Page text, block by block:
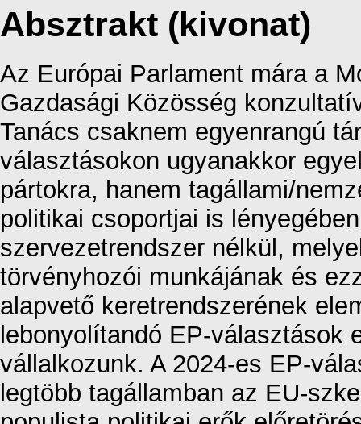
Absztrakt (kivonat)
Az Európai Parlament mára a
Gazdasági Közösség
Tanács csaknem egyenrangú
választásokon ugyanakkor
pártokra, hanem tagállami/
politikai csoportjai is
szervezetrendszer nélkül,
törvényhozói munkájának és
alapvető keretrendszerének
lebonyolítandó EP-választások
vállalkozunk. A 2024-es EP-
legtöbb tagállamban az EU-